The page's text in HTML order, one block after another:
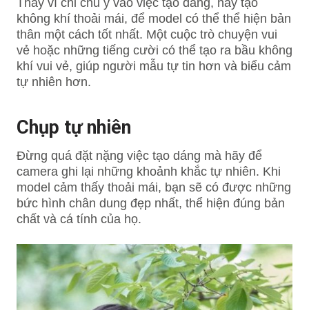
Thay vì chỉ chú ý vào việc tạo dáng, hãy tạo
không khí thoải mái, để model có thể thể hiện bản
thân một cách tốt nhất. Một cuộc trò chuyện vui
vẻ hoặc những tiếng cười có thể tạo ra bầu không
khí vui vẻ, giúp người mẫu tự tin hơn và biểu cảm
tự nhiên hơn.
Chụp tự nhiên
Đừng quá đặt nặng việc tạo dáng mà hãy để
camera ghi lại những khoảnh khắc tự nhiên. Khi
model cảm thấy thoải mái, bạn sẽ có được những
bức hình chân dung đẹp nhất, thể hiện đúng bản
chất và cá tính của họ.